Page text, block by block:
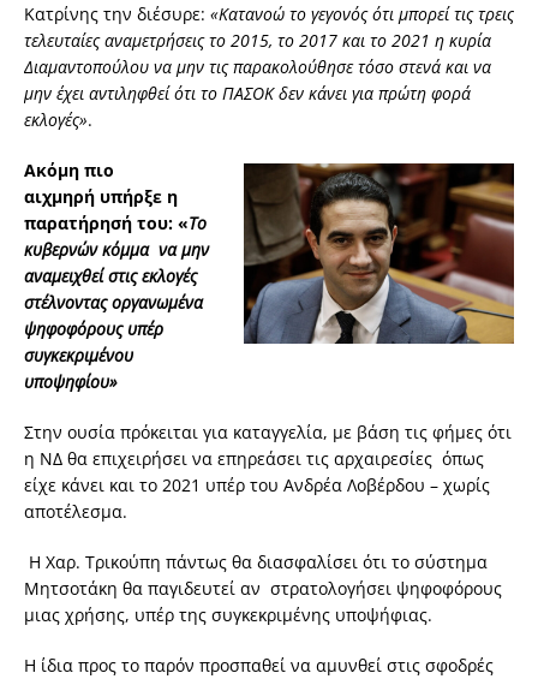
Κατρίνης την διέσυρε: «Κατανοώ το γεγονός ότι μπορεί τις τρεις
τελευταίες αναμετρήσεις το 2015, το 2017 και το 2021 η κυρία
Διαμαντοπούλου να μην τις παρακολούθησε τόσο στενά και να
μην έχει αντιληφθεί ότι το ΠΑΣΟΚ δεν κάνει για πρώτη φορά
εκλογές».
Ακόμη πιο
αιχμηρή υπήρξε η
παρατήρησή του: «Το
κυβερνών κόμμα να μην
αναμειχθεί στις εκλογές
στέλνοντας οργανωμένα
ψηφοφόρους υπέρ
συγκεκριμένου
υποψηφίου»
Στην ουσία πρόκειται για καταγγελία, με βάση τις φήμες ότι
η ΝΔ θα επιχειρήσει να επηρεάσει τις αρχαιρεσίες όπως
είχε κάνει και το 2021 υπέρ του Ανδρέα Λοβέρδου – χωρίς
αποτέλεσμα.
Η Χαρ. Τρικούπη πάντως θα διασφαλίσει ότι το σύστημα
Μητσοτάκη θα παγιδευτεί αν στρατολογήσει ψηφοφόρους
μιας χρήσης, υπέρ της συγκεκριμένης υποψήφιας.
Η ίδια προς το παρόν προσπαθεί να αμυνθεί στις σφοδρές